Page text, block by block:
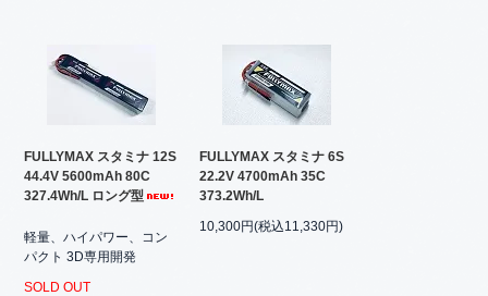
FULLYMAX スタミナ 12S
44.4V 5600mAh 80C
327.4Wh/L ロング型
軽量、ハイパワー、コン
パクト 3D専用開発
SOLD OUT
FULLYMAX スタミナ 6S
22.2V 4700mAh 35C
373.2Wh/L
10,300円(税込11,330円)